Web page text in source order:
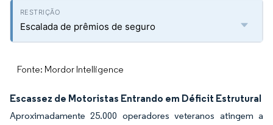
Escalada de prêmios de seguro
Fonte: Mordor Intelligence
Escassez de Motoristas Entrando em Déficit Estrutural
Aproximadamente 25.000 operadores veteranos atingem a